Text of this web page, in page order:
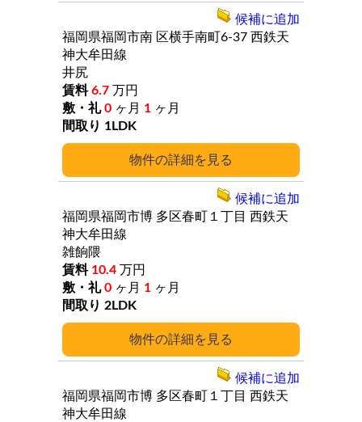
詳細
福岡県福岡市南 区横手南町6-37 西鉄天
神大牟田線
井尻
6.7 万円
0 ヶ月 1 ヶ月
1LDK
候補に追加
詳細
福岡県福岡市博 多区春町１丁目 西鉄天
神大牟田線
雑餉隈
10.4 万円
0 ヶ月 1 ヶ月
2LDK
候補に追加
福岡県福岡市博 多区春町１丁目 西鉄天
神大牟田線
候補に追加